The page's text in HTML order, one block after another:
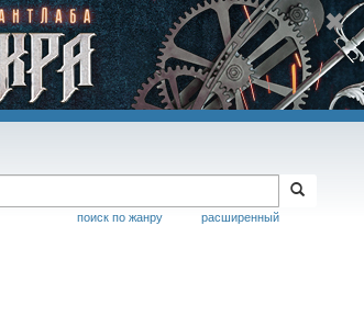
расширенный
поиск по жанру